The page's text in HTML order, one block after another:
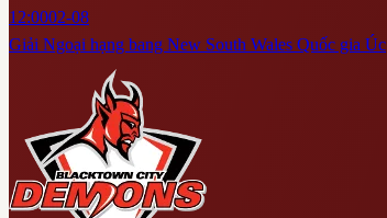
12:0002-08
Giải Ngoại hạng bang New South Wales Quốc gia Úc